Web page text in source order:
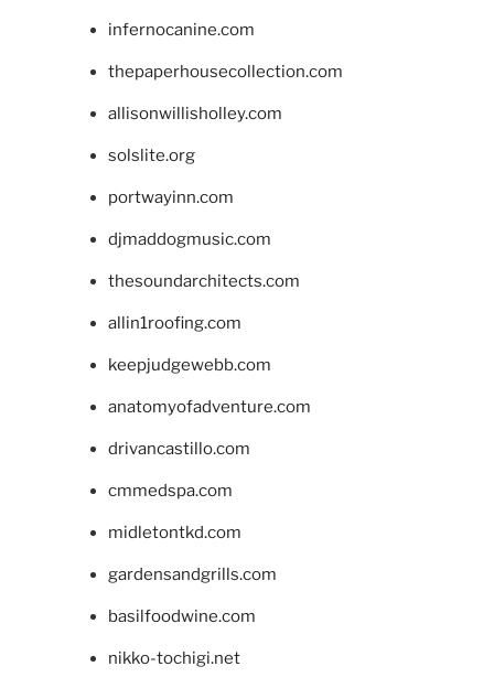
infernocanine.com
thepaperhousecollection.com
allisonwillisholley.com
solslite.org
portwayinn.com
djmaddogmusic.com
thesoundarchitects.com
allin1roofing.com
keepjudgewebb.com
anatomyofadventure.com
drivancastillo.com
cmmedspa.com
midletontkd.com
gardensandgrills.com
basilfoodwine.com
nikko-tochigi.net